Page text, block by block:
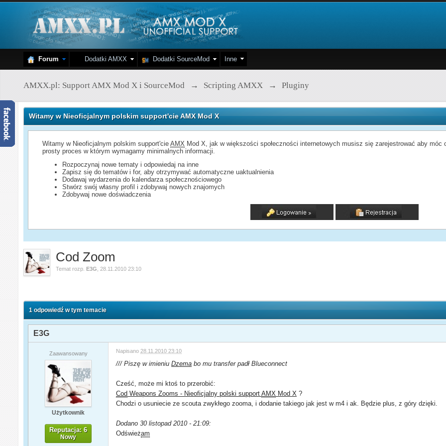
Forum Dodatki AMXX Dodatki SourceMod Inne
AMXX.pl: Support AMX Mod X i SourceMod → Scripting AMXX → Pluginy
Witamy w Nieoficjalnym polskim support'cie AMX Mod X
Witamy w Nieoficjalnym polskim support'cieAMX Mod X, jak w większości społeczności internetowych musisz się zarejestrować aby
prosty proces w którym wymagamy minimalnych informacji.
Rozpoczynaj nowe tematy i odpowiedaj na inne
Zapisz się do tematów i for, aby otrzymywać automatyczne uaktualnienia
Dodawaj wydarzenia do kalendarza społecznościowego
Stwórz swój własny profil i zdobywaj nowych znajomych
Zdobywaj nowe doświadczenia
Cod Zoom
Temat rozp.E3G 28.11.2010 23:10
1 odpowiedź w tym temacie
E3G
Zaawansowany
Użytkownik
Reputacja: 6
Nowy
Napisano 28.11.2010 23:10
/// Piszę w imieniuDzema bo mu transfer padł Blueconnect
Cześć, może mi ktoś to przerobić:
Cod Weapons Zooms - Nieoficjalny polski supportAMX Mod X ?
Chodzi o usuniecie ze scouta zwykłego zooma, i dodanie takiego jak jest w m4 i ak. Będzie plus, z góry dzięki.
Dodano 30 listopad 2010 - 21:09:
Odświeżam